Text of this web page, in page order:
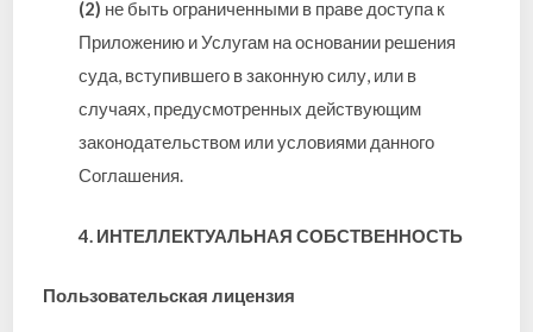
(2) не быть ограниченными в праве доступа к
Приложению и Услугам на основании решения
суда, вступившего в законную силу, или в
случаях, предусмотренных действующим
законодательством или условиями данного
Соглашения.
4. ИНТЕЛЛЕКТУАЛЬНАЯ СОБСТВЕННОСТЬ
Пользовательская лицензия